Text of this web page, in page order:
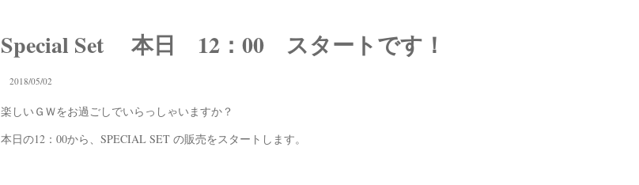
Special Set 本日 12：00 スタートです！
2018/05/02
楽しいＧＷをお過ごしでいらっしゃいますか？
本日の12：00から、SPECIAL SET の販売をスタートします。